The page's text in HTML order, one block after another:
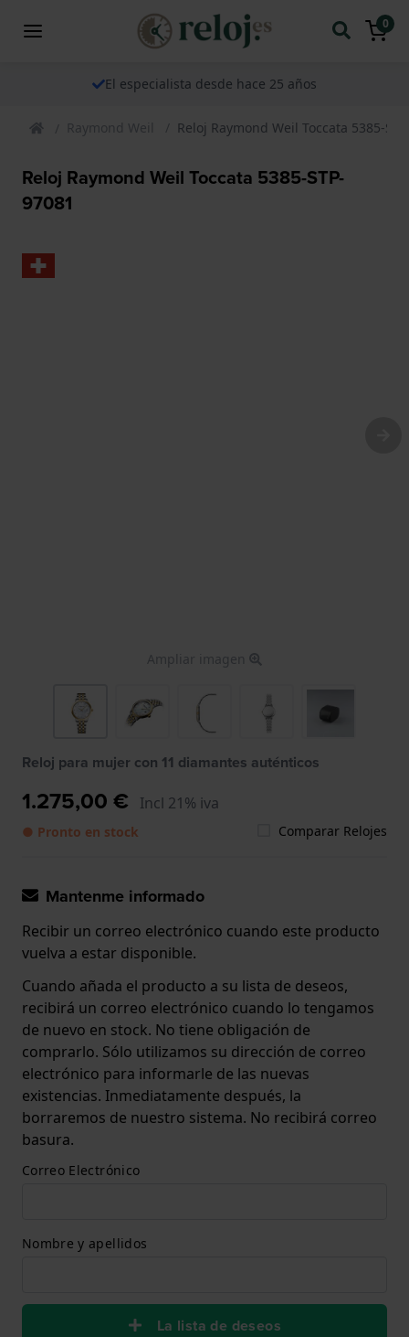
0
El especialista desde hace 25 años
Raymond Weil Reloj Raymond Weil Toccata 5385-
Reloj Raymond Weil Toccata 5385-STP-
97081
Ampliar imagen
Reloj para mujer con 11 diamantes auténticos
1.275,00 € Incl 21% iva
● Pronto en stock Comparar Relojes
Mantenme informado
Recibir un correo electrónico cuando este producto
vuelva a estar disponible.
Cuando añada el producto a su lista de deseos,
recibirá un correo electrónico cuando lo tengamos
de nuevo en stock. No tiene obligación de
comprarlo. Sólo utilizamos su dirección de correo
electrónico para informarle de las nuevas
existencias. Inmediatamente después, la
borraremos de nuestro sistema. No recibirá correo
basura.
Correo Electrónico
Nombre y apellidos
La lista de deseos